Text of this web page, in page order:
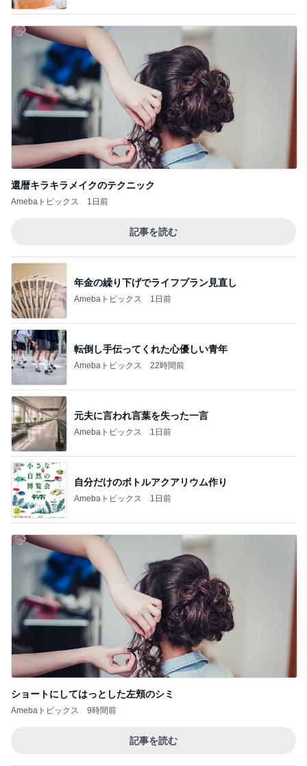
還暦キラキラメイクのテクニック
Amebaトピックス 1日前
記事を読む
年金の繰り下げでライフプラン見直し
Amebaトピックス 1日前
転倒し手伝ってくれた心優しい青年
Amebaトピックス 22時間前
元夫に言われ言葉を失った一言
Amebaトピックス 1日前
自分だけのボトルアクアリウム作り
Amebaトピックス 1日前
ショートにしてはっとした左頬のシミ
Amebaトピックス 9時間前
記事を読む